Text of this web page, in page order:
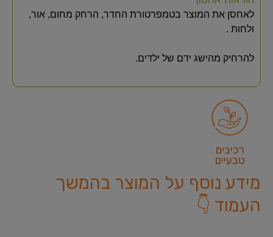
לאחסן את המוצר בטמפרטורת החדר, הרחק מחום, אור,
ולחות .
להרחיק מהישג ידם של ילדים.
רכיבים
טבעיים
מידע נוסף על המוצר בהמשך
העמוד 👇